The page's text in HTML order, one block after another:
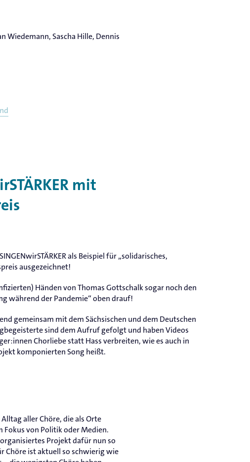
Wiedemann, Sascha Hille, Dennis
mit
als Beispiel für „solidarisches,
ausgezeichnet!
Händen von Thomas Gottschalk sogar noch den
während der Pandemie“ oben drauf!
gemeinsam mit dem Sächsischen und dem Deutschen
sind dem Aufruf gefolgt und haben Videos
Chorliebe statt Hass verbreiten, wie es auch in
komponierten Song heißt.
aller Chöre, die als Orte
von Politik oder Medien.
Projekt dafür nun so
Chöre ist aktuell so schwierig wie